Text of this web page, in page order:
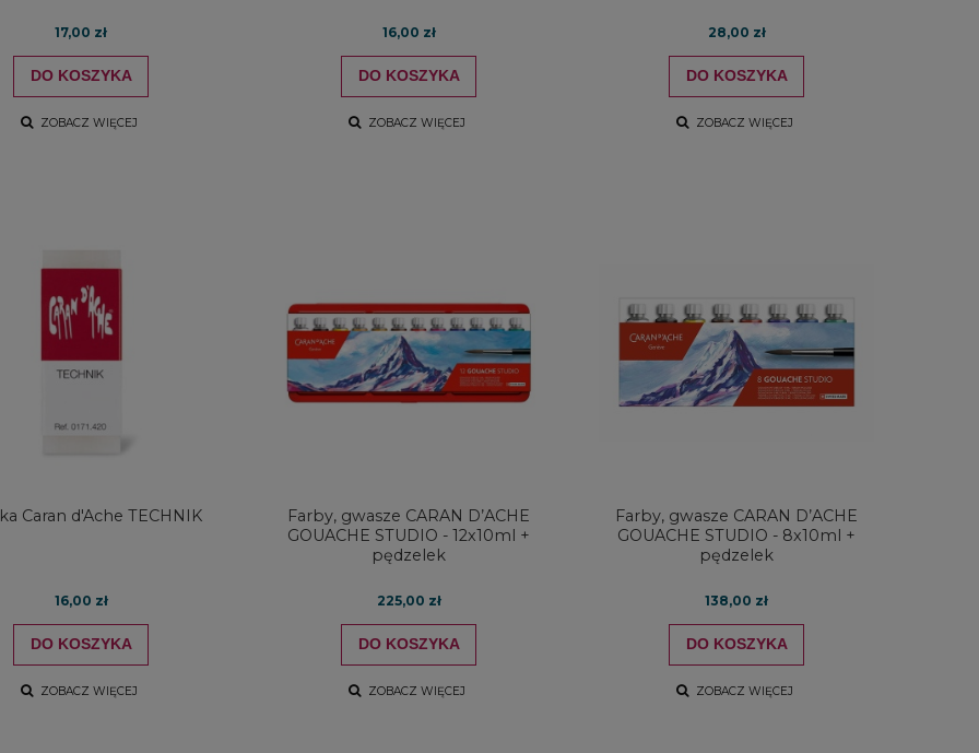
17,00 zł
DO KOSZYKA
ZOBACZ WIĘCEJ
16,00 zł
DO KOSZYKA
ZOBACZ WIĘCEJ
28,00 zł
DO KOSZYKA
ZOBACZ WIĘCEJ
Caran d'Ache TECHNIK
16,00 zł
DO KOSZYKA
ZOBACZ WIĘCEJ
Farby, gwasze CARAN D’ACHE
GOUACHE STUDIO - 12x10ml +
pędzelek
225,00 zł
DO KOSZYKA
ZOBACZ WIĘCEJ
Farby, gwasze CARAN D’ACHE
GOUACHE STUDIO - 8x10ml +
pędzelek
138,00 zł
DO KOSZYKA
ZOBACZ WIĘCEJ